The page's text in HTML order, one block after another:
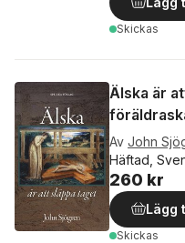
Skickas
Älska är
Av John
Häftad,
260 kr
Lägg
Skickas